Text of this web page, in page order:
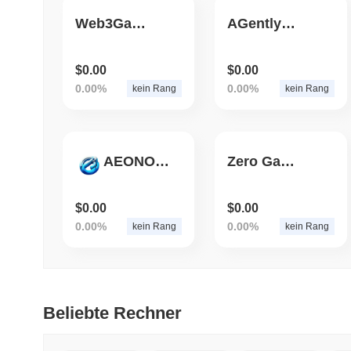
Web3Games.com
$0.00
0.00% kein Rang
AGentlyUsed2001Honda
$0.00
0.00% kein Rang
AEONODEX
$0.00
0.00% kein Rang
Zero Gas Chain
$0.00
0.00% kein Rang
Beliebte Rechner